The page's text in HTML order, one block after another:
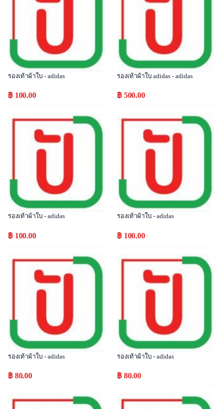
รองเท้าผ้าใบ - adidas
฿ 100.00
รองเท้าผ้าใบ adidas - adidas
฿ 500.00
Popular
รองเท้าผ้าใบ - adidas
฿ 100.00
Popular
รองเท้าผ้าใบ - adidas
฿ 100.00
Popular
รองเท้าผ้าใบ - adidas
฿ 80.00
Popular
รองเท้าผ้าใบ - adidas
฿ 80.00
Popular Popular